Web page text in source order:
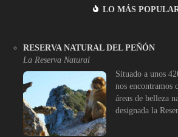
LO MÁS
RESERVA NATURAL DEL PEÑÓN
La Reserva Natural
Situado a unos
nos encontramos
áreas de belleza
designada la